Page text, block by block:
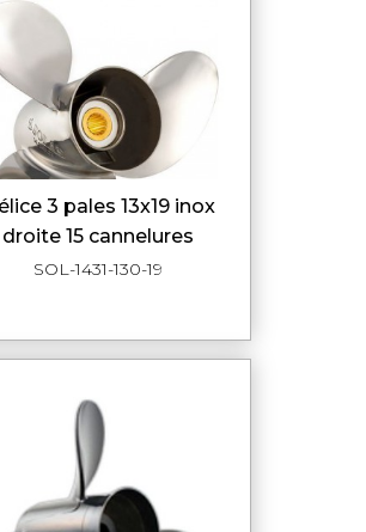
droite 15 cannelures
SOL-1431-130-19